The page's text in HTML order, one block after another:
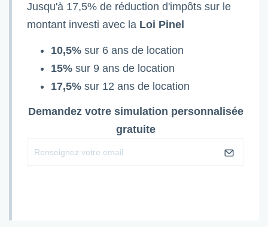
Jusqu'à 17,5% de réduction d'impôts sur le
montant investi avec la Loi Pinel
10,5% sur 6 ans de location
15% sur 9 ans de location
17,5% sur 12 ans de location
Demandez votre simulation personnalisée
gratuite